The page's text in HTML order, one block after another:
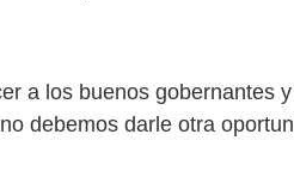
a los buenos gobernantes
debemos darle otra